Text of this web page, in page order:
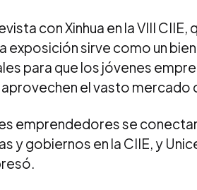
con Xinhua en la VIII
exposición sirve como un
para que los jóvenes
el vasto mercado
emprendedores se
y gobiernos en la CIIE, y